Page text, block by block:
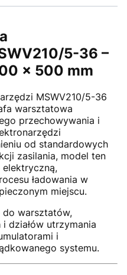
5-36 –
× 500 mm
MSWV210/5-36
warsztatowa
przechowywania i
od standardowych
zasilania, model ten
ładowania w
miejscu.
do warsztatów,
działów utrzymania
i
systemu.